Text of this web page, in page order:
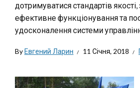
дотримуватися стандартів
ефективне функціонування та
удосконалення системи
ByЕвгений Ларин 11 Січня, 2018